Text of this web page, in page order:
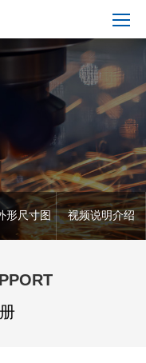
形尺寸图 视频说明介绍